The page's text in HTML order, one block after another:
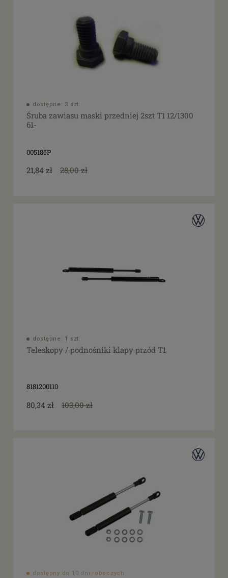
dostępne: 3 szt.
Śruba zawiasu maski przedniej 2szt T1 12/1300
61-
005185P
21,84 zł 28,00 zł
dostępne: 1 szt.
Teleskopy / podnośniki klapy przód T1
8181200110
80,34 zł 103,00 zł
dostępny do 10 dni roboczych